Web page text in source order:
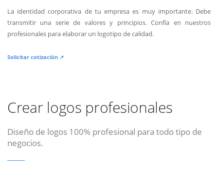
La identidad corporativa de tu empresa es muy importante. Debe
transmitir una serie de valores y principios. Confía en nuestros
profesionales para elaborar un logotipo de calidad.
Solicitar cotización ↗
Crear logos profesionales
Diseño de logos 100% profesional para todo tipo de
negocios.